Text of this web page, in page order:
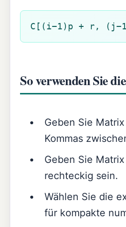
C[(i−1)p + r,
So verwenden Sie
Geben Sie
Kommas
Geben Sie
rechteckig sein.
Wählen Sie die
für kompakte